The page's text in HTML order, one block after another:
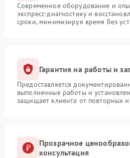
Современное оборудование и
экспресс-диагностику и
сроки, минимизируя время без
Гарантия на работы и
Предоставляется
выполненные работы и
защищает клиента от повторных
Прозрачное
консультация